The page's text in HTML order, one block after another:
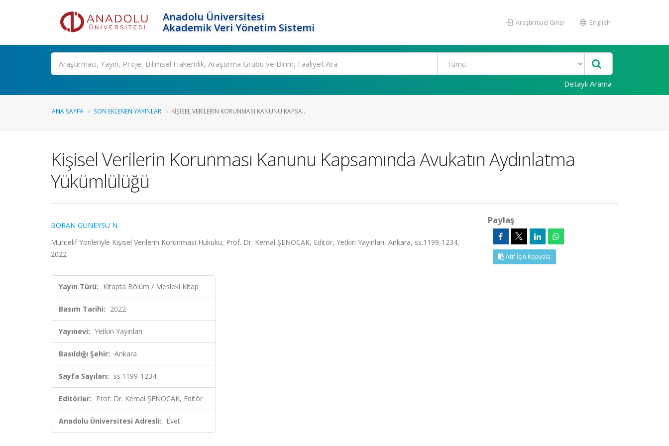
Anadolu Üniversitesi
Akademik Veri Yönetim Sistemi
Araştırmacı Girişi English
Ara
Detaylı Arama
ANA SAYFA SON EKLENEN YAYINLAR KIŞISEL VERILERIN KORUNMASI KANUNU KAPSA...
Kişisel Verilerin Korunması Kanunu Kapsamında Avukatın Aydınlatma
Yükümlülüğü
BORAN GÜNEYSU N.
Muhtelif Yönleriyle Kişisel Verilerin Korunması Hukuku, Prof. Dr. Kemal ŞENOCAK, Editör, Yetkin Yayınları, Ankara, ss.1199-1234,
2022
Yayın Türü: Kitapta Bölüm / Mesleki Kitap
Basım Tarihi: 2022
Yayınevi: Yetkin Yayınları
Basıldığı Şehir: Ankara
Sayfa Sayıları: ss.1199-1234
Editörler: Prof. Dr. Kemal ŞENOCAK, Editör
Anadolu Üniversitesi Adresli: Evet
Paylaş
Atıf İçin Kopyala